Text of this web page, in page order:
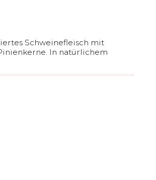
Schweinefleisch mit
In natürlichem